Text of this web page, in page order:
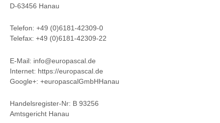
D-63456 Hanau
Telefon: +49 (0)6181-42309-0
Telefax: +49 (0)6181-42309-22
E-Mail: info@europascal.de
Internet: https://europascal.de
Google+: +europascalGmbHHanau
Handelsregister-Nr: B 93256
Amtsgericht Hanau